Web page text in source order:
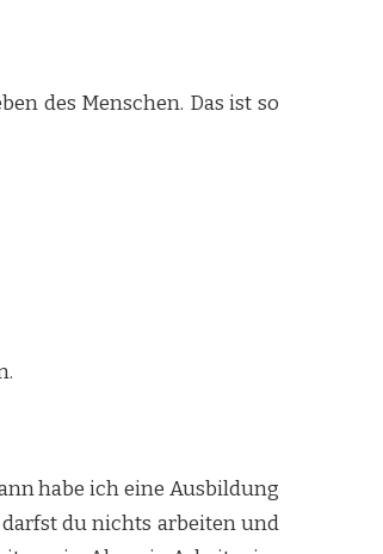
des Menschen. Das ist so
habe ich eine Ausbildung
du nichts arbeiten und